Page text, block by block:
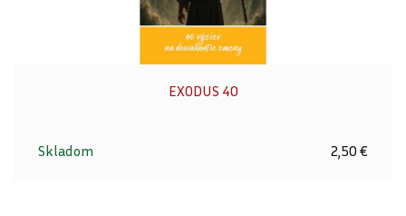
EXODUS 40
Skladom 2,50 €